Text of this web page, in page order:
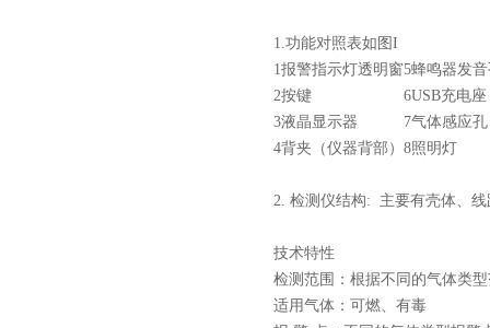
1.功能对照表如图 I
1报警指示灯透明窗5蜂鸣器发
2按键 6USB充电座
3液晶显示器 7气体感应孔
4背夹（仪器背部） 8照明灯
2. 检测仪结构: 主要有壳体、
技术特性
检测范围：根据不同的气体类
适用气体：可燃、有毒